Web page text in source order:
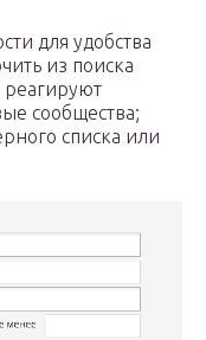
для удобства
из поиска
реагируют
сообщества;
списка или